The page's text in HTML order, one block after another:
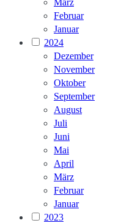
Februar
Januar
2024
Dezember
November
Oktober
September
August
Juli
Juni
Mai
April
März
Februar
Januar
2023